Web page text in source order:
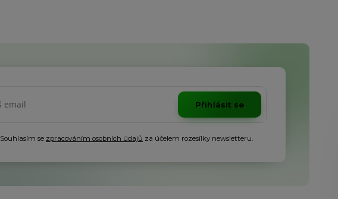
Přihlásit se
Souhlasím se zpracováním osobních údajů za účelem rozesílky newsletteru.